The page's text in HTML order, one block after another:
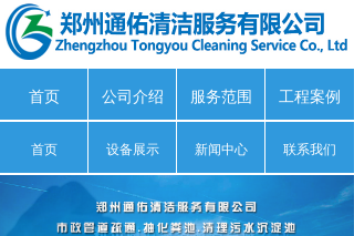
首页 公司介绍 服务范围 工程案例
首页 设备展示 新闻中心 联系我们